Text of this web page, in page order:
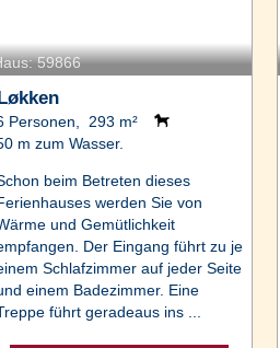
59866
Personen, 293 m²
m zum Wasser.
beim Betreten dieses
werden Sie von
und Gemütlichkeit
Der Eingang führt zu je
Schlafzimmer auf jeder Seite
einem Badezimmer. Eine
führt geradeaus ins ...